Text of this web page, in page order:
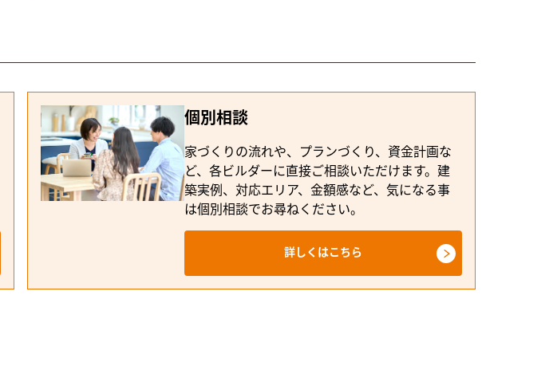
個別相談
家づくりの流れや、プランづくり、資金計画な
ど、各ビルダーに直接ご相談いただけます。建
築実例、対応エリア、金額感など、気になる事
は個別相談でお尋ねください。
詳しくはこちら